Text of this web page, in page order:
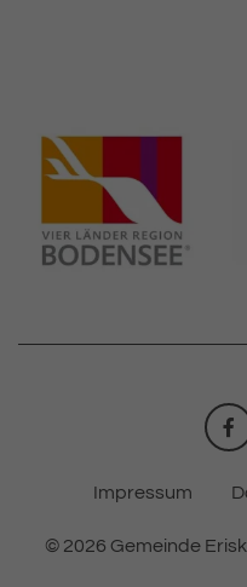
Impressum
© 2026 Gemeinde